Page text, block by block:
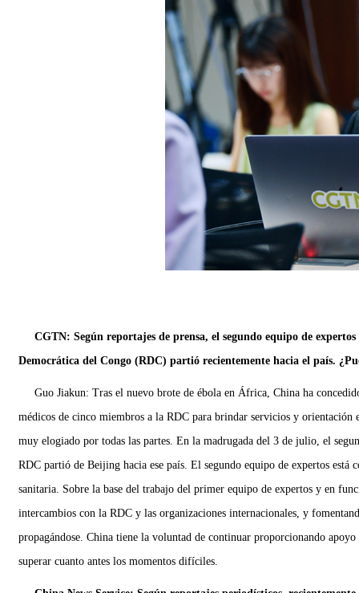
CGTN: Según reportajes de prensa, el segundo equipo de
Democrática del Congo (RDC) partió recientemente hacia el país.
Guo Jiakun: Tras el nuevo brote de ébola en África, China ha
médicos de cinco miembros a la RDC para brindar servicios y
muy elogiado por todas las partes. En la madrugada del 3 de julio, el
RDC partió de Beijing hacia ese país. El segundo equipo de expertos
sanitaria. Sobre la base del trabajo del primer equipo de expertos y en
intercambios con la RDC y las organizaciones internacionales, y
propagándose. China tiene la voluntad de continuar proporcionando
superar cuanto antes los momentos difíciles.